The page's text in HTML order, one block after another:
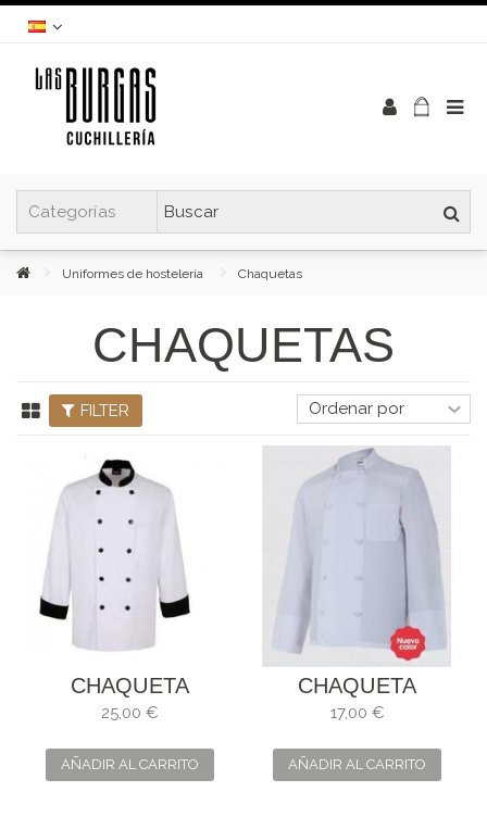
Uniformes de hostelería Chaquetas
CHAQUETAS
FILTER
CHAQUETA
COMBINADA
BLANCO Y NEGRO
25,00 €
AÑADIR AL CARRITO
CHAQUETA
BLANCA DE
PARA COCINA
17,00 €
AÑADIR AL CARRITO